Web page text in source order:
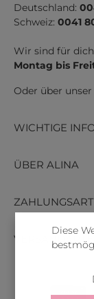
Deutschland:
Schweiz: 0041
Wir sind für
Montag bis
Oder über unser
WICHTIGE
ÜBER ALINA
Diese